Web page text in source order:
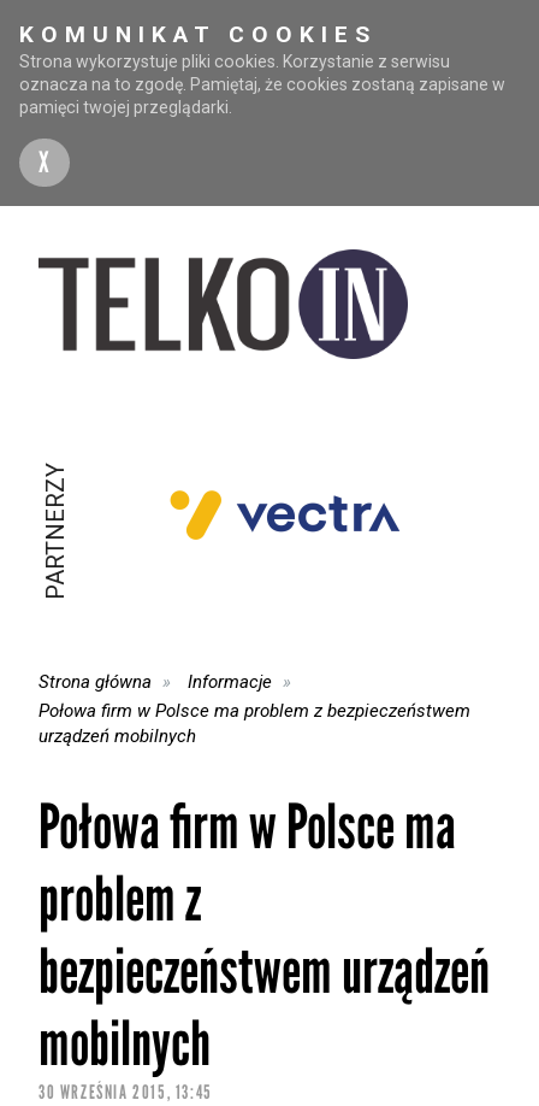
KOMUNIKAT COOKIES
Strona wykorzystuje pliki cookies. Korzystanie z serwisu
oznacza na to zgodę. Pamiętaj, że cookies zostaną zapisane w
pamięci twojej przeglądarki.
X
PARTNERZY
Strona główna
Informacje
Połowa firm w Polsce ma problem z bezpieczeństwem
urządzeń mobilnych
Połowa firm w Polsce ma
problem z
bezpieczeństwem urządzeń
mobilnych
30 WRZEŚNIA 2015, 13:45